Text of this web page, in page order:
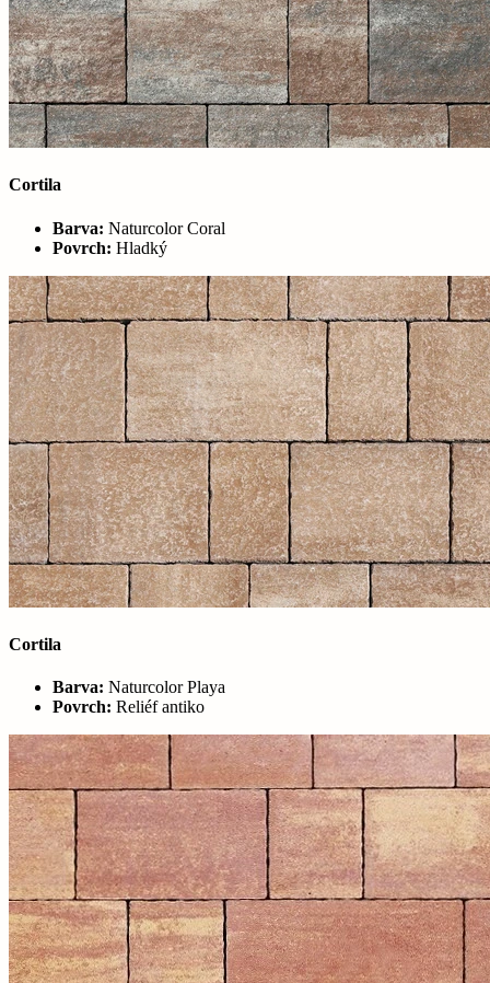
Cortila
Barva: Naturcolor Coral
Povrch: Hladký
Cortila
Barva: Naturcolor Playa
Povrch: Reliéf antiko